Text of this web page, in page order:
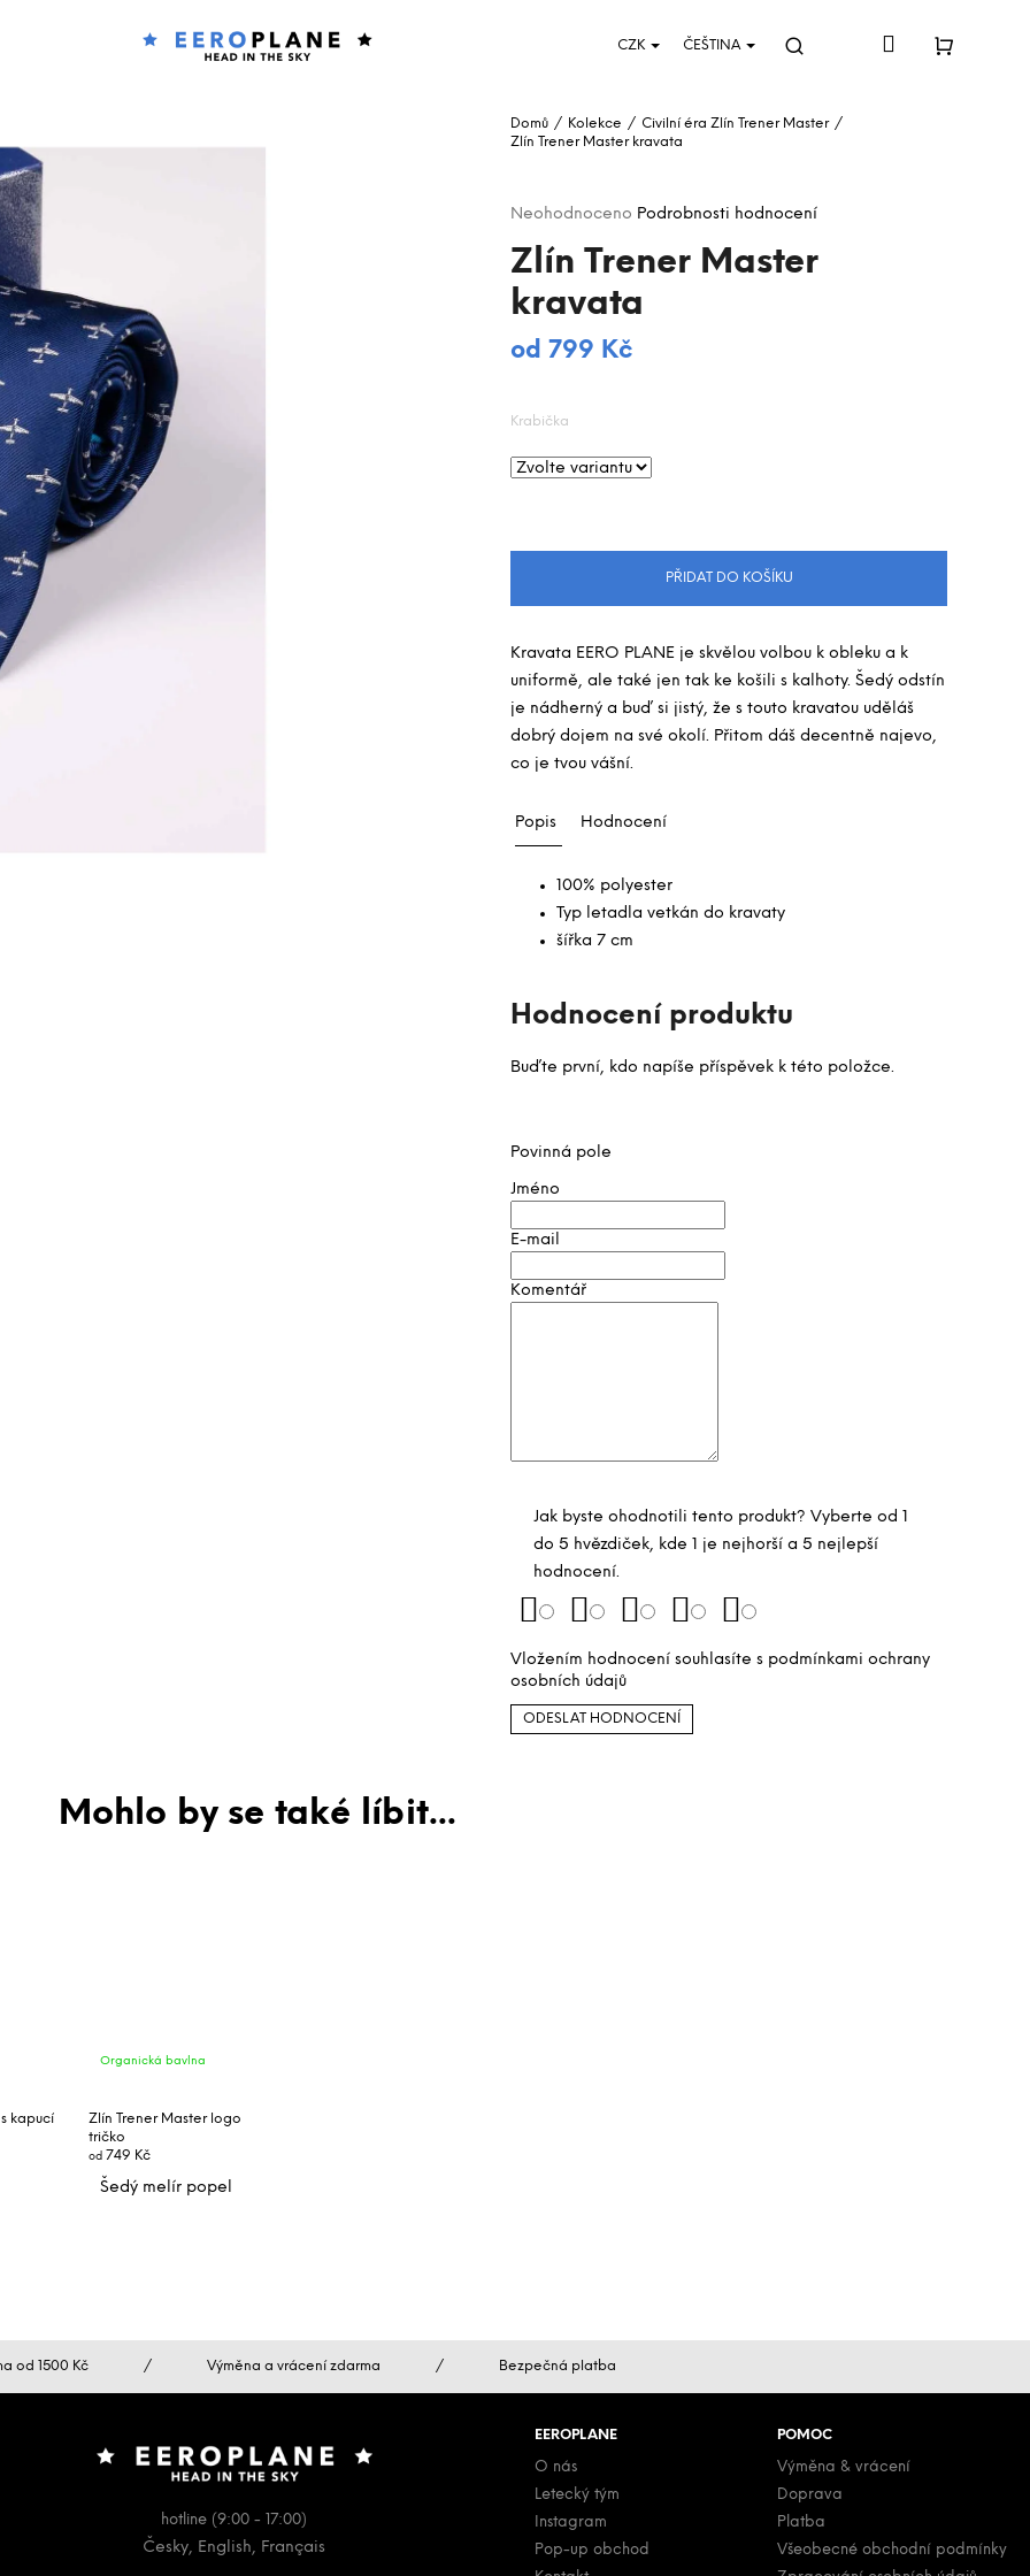
CZK ČEŠTINA Přihlášení
Průměrné
produktu
0,0
5
Neohodnoceno Podrobnosti hodnocení
Zlín Trener Master
kravata
Kravata EERO PLANE je skvělou volbou k obleku a k
uniformě, ale také jen tak ke košili s kalhoty. Šedý odstín
je nádherný a buď si jistý, že s touto kravatou uděláš
dobrý dojem na své okolí. Přitom dáš decentně najevo,
co je tvou vášní.
Krabička
PŘIDAT DO KOŠÍKU
Popis Hodnocení
100% polyester
Typ letadla vetkán do kravaty
šířka 7 cm
Hodnocení produktu
Buďte první, kdo napíše příspěvek k této položce.
Povinná pole
Jméno
E-mail
Komentář
Jak byste ohodnotili tento produkt? Vyberte od 1
do 5 hvězdiček, kde 1 je nejhorší a 5 nejlepší
hodnocení.
Vložením hodnocení souhlasíte s podmínkami ochrany
osobních údajů
ODESLAT HODNOCENÍ
od 799 Kč
Domů / Kolekce / Civilní éra Zlín Trener Master /
Zlín Trener Master kravata
kapucí
Organická bavlna
Zlín Trener Master logo
tričko
od 749 Kč
Šedý melír popel
Doporučujeme
od 1500 Kč / Výměna a vrácení zdarma / Bezpečná platba
hotline (9:00 - 17:00)
Česky, English, Français
EEROPLANE
O nás
Letecký tým
Instagram
Pop-up obchod
POMOC
Výměna & vrácení
Doprava
Platba
Všeobecné obchodní podmínky